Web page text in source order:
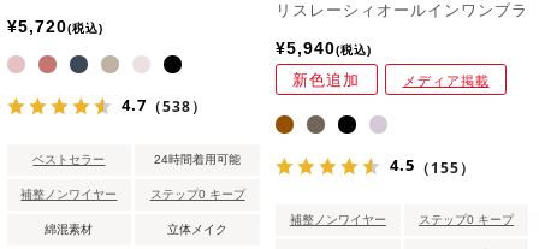
¥5,720 税込
4.7 （538）
ベストセラー 24時間着用可能
補整ノンワイヤー ステップ0 キープ
綿混素材 立体メイク
リスレーシィオールインワンブラ
¥5,940 税込
新色追加 メディア掲載
4.5 （155）
補整ノンワイヤー ステップ0 キープ